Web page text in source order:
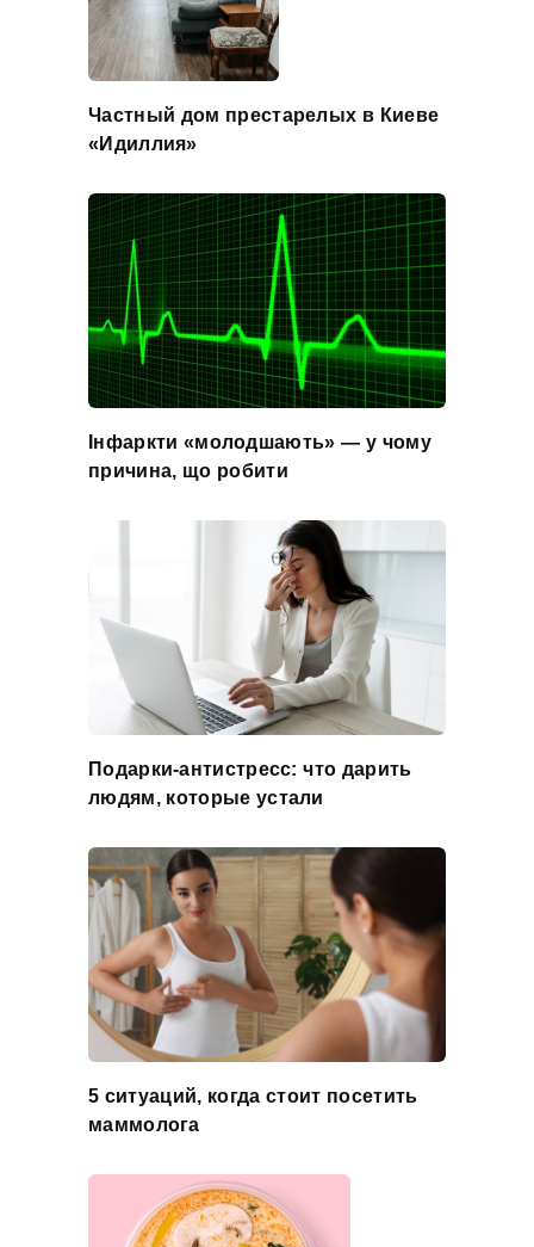
Частный дом престарелых в Киеве
«Идиллия»
Інфаркти «молодшають» — у чому
причина, що робити
Подарки-антистресс: что дарить
людям, которые устали
5 ситуаций, когда стоит посетить
маммолога